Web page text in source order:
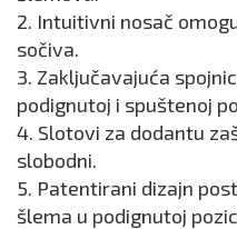
2. Intuitivni nosač
sočiva.
3. Zaključavajuća
podignutoj i spuštenoj
4. Slotovi za dodantu
slobodni.
5. Patentirani dizajn
šlema u podignutoj